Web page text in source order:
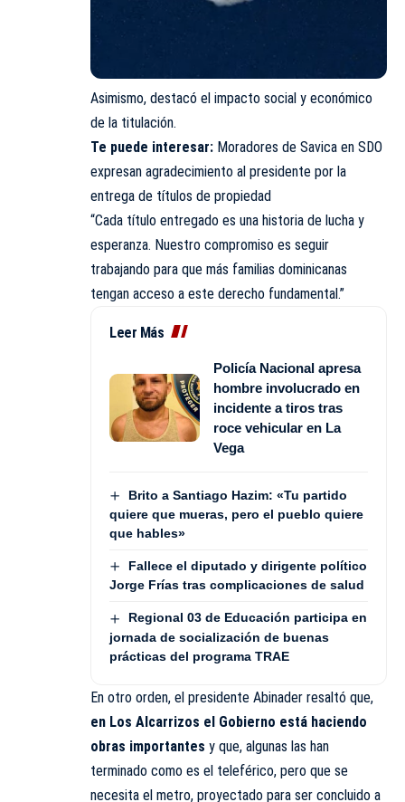
Asimismo, destacó el impacto social y económico
de la titulación.
Te puede interesar: Moradores de Savica en SDO
expresan agradecimiento al presidente por la
entrega de títulos de propiedad
“Cada título entregado es una historia de lucha y
esperanza. Nuestro compromiso es seguir
trabajando para que más familias dominicanas
tengan acceso a este derecho fundamental.”
Leer Más
Policía Nacional apresa
hombre involucrado en
incidente a tiros tras
roce vehicular en La
Vega
Brito a Santiago Hazim: «Tu partido
quiere que mueras, pero el pueblo quiere
que hables»
Fallece el diputado y dirigente político
Jorge Frías tras complicaciones de salud
Regional 03 de Educación participa en
jornada de socialización de buenas
prácticas del programa TRAE
En otro orden, el presidente Abinader resaltó que,
en Los Alcarrizos el Gobierno está haciendo
obras importantes y que, algunas las han
terminado como es el teleférico, pero que se
necesita el metro, proyectado para ser concluido a